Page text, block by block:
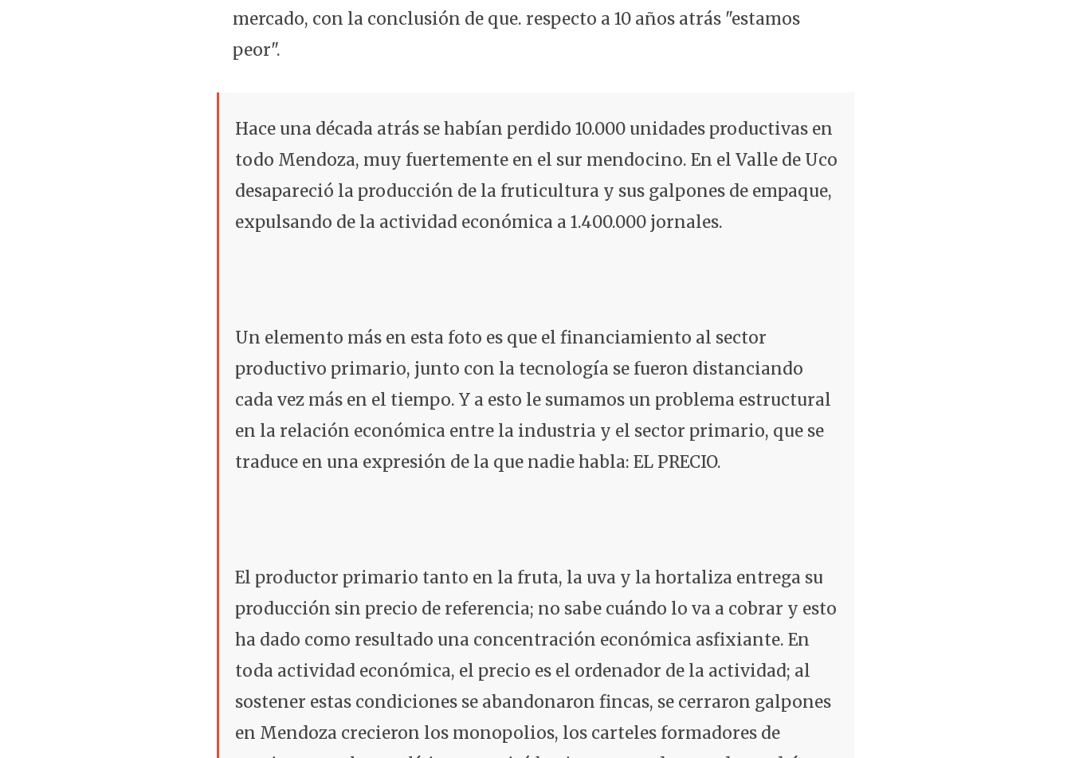
mercado, con la conclusión de que. respecto a 10 años atrás "estamos
peor".
Hace una década atrás se habían perdido 10.000 unidades productivas en
todo Mendoza, muy fuertemente en el sur mendocino. En el Valle de Uco
desapareció la producción de la fruticultura y sus galpones de empaque,
expulsando de la actividad económica a 1.400.000 jornales.
Un elemento más en esta foto es que el financiamiento al sector
productivo primario, junto con la tecnología se fueron distanciando
cada vez más en el tiempo. Y a esto le sumamos un problema estructural
en la relación económica entre la industria y el sector primario, que se
traduce en una expresión de la que nadie habla: EL PRECIO.
El productor primario tanto en la fruta, la uva y la hortaliza entrega su
producción sin precio de referencia; no sabe cuándo lo va a cobrar y esto
ha dado como resultado una concentración económica asfixiante. En
toda actividad económica, el precio es el ordenador de la actividad; al
sostener estas condiciones se abandonaron fincas, se cerraron galpones
en Mendoza crecieron los monopolios, los carteles formadores de